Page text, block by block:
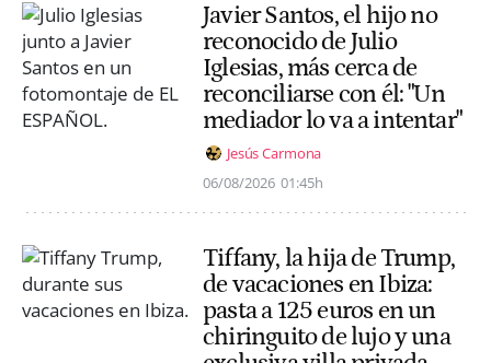
Javier Santos, el hijo no
reconocido de Julio
Iglesias, más cerca de
reconciliarse con él: "Un
mediador lo va a intentar"
Jesús Carmona
06/08/2026 01:45h
Tiffany, la hija de Trump,
de vacaciones en Ibiza:
pasta a 125 euros en un
chiringuito de lujo y una